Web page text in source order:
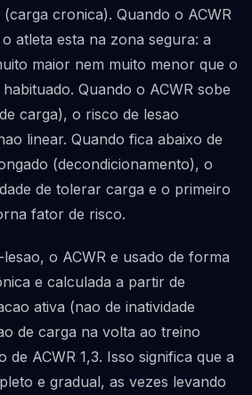
cronica). Quando o ACWR
atleta esta na zona segura: a
maior nem muito menor que o
Quando o ACWR sobe
carga), o risco de lesao
linear. Quando fica abaixo de
(decondicionamento), o
de tolerar carga e o primeiro
fator de risco.
o ACWR e usado de forma
e calculada a partir de
ativa (nao de inatividade
de carga na volta ao treino
de ACWR 1,3. Isso significa que a
e gradual, as vezes levando